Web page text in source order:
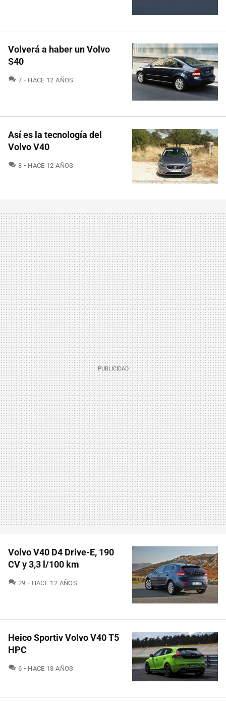
Volverá a haber un Volvo
S40
7 COMENTARIOS
HACE 12 AÑOS
Así es la tecnología del
Volvo V40
8 COMENTARIOS
HACE 12 AÑOS
Volvo V40 D4 Drive-E, 190
CV y 3,3 l/100 km
29 COMENTARIOS
HACE 12 AÑOS
Heico Sportiv Volvo V40 T5
HPC
6 COMENTARIOS
HACE 13 AÑOS